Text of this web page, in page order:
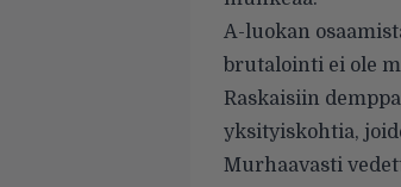
A-luokan
brutalointi ei ole
Raskaisiin
yksityiskohtia,
Murhaavasti